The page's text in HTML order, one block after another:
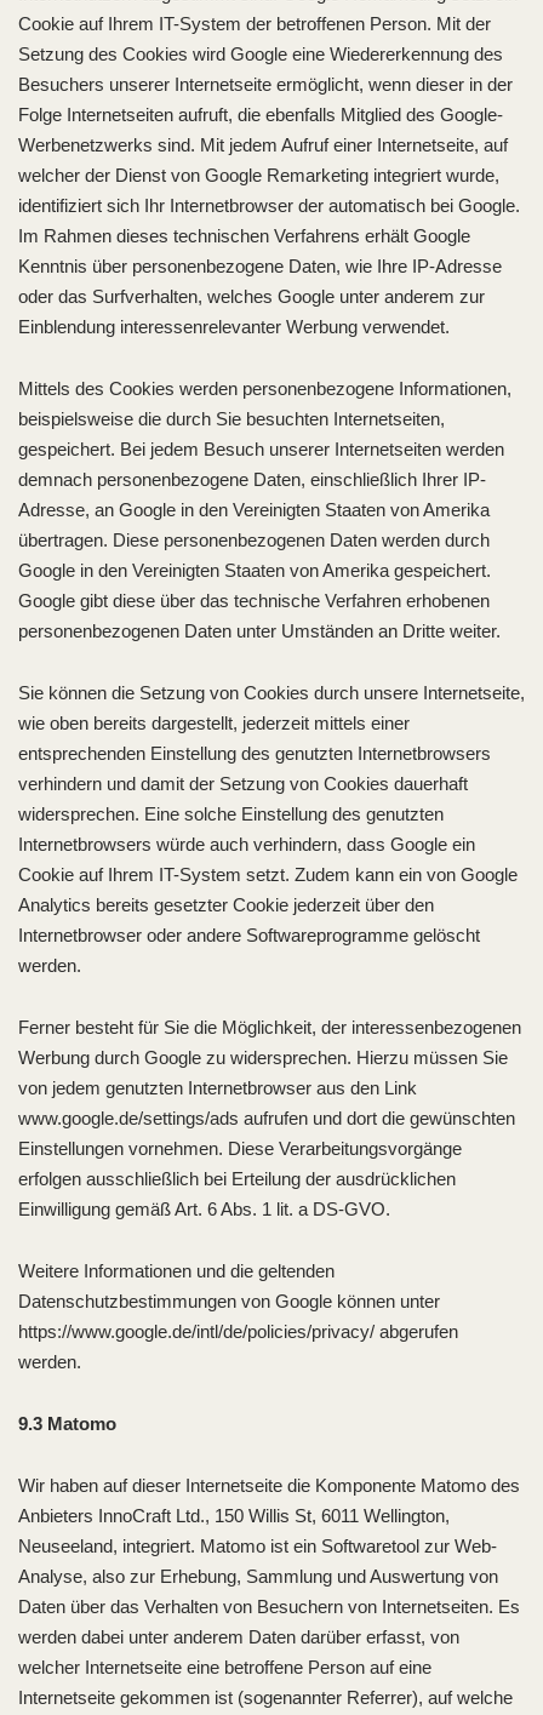
Cookie auf Ihrem IT-System der betroffenen Person. Mit der
Setzung des Cookies wird Google eine Wiedererkennung des
Besuchers unserer Internetseite ermöglicht, wenn dieser in der
Folge Internetseiten aufruft, die ebenfalls Mitglied des Google-
Werbenetzwerks sind. Mit jedem Aufruf einer Internetseite, auf
welcher der Dienst von Google Remarketing integriert wurde,
identifiziert sich Ihr Internetbrowser der automatisch bei Google.
Im Rahmen dieses technischen Verfahrens erhält Google
Kenntnis über personenbezogene Daten, wie Ihre IP-Adresse
oder das Surfverhalten, welches Google unter anderem zur
Einblendung interessenrelevanter Werbung verwendet.
Mittels des Cookies werden personenbezogene Informationen,
beispielsweise die durch Sie besuchten Internetseiten,
gespeichert. Bei jedem Besuch unserer Internetseiten werden
demnach personenbezogene Daten, einschließlich Ihrer IP-
Adresse, an Google in den Vereinigten Staaten von Amerika
übertragen. Diese personenbezogenen Daten werden durch
Google in den Vereinigten Staaten von Amerika gespeichert.
Google gibt diese über das technische Verfahren erhobenen
personenbezogenen Daten unter Umständen an Dritte weiter.
Sie können die Setzung von Cookies durch unsere Internetseite,
wie oben bereits dargestellt, jederzeit mittels einer
entsprechenden Einstellung des genutzten Internetbrowsers
verhindern und damit der Setzung von Cookies dauerhaft
widersprechen. Eine solche Einstellung des genutzten
Internetbrowsers würde auch verhindern, dass Google ein
Cookie auf Ihrem IT-System setzt. Zudem kann ein von Google
Analytics bereits gesetzter Cookie jederzeit über den
Internetbrowser oder andere Softwareprogramme gelöscht
werden.
Ferner besteht für Sie die Möglichkeit, der interessenbezogenen
Werbung durch Google zu widersprechen. Hierzu müssen Sie
von jedem genutzten Internetbrowser aus den Link
www.google.de/settings/ads aufrufen und dort die gewünschten
Einstellungen vornehmen. Diese Verarbeitungsvorgänge
erfolgen ausschließlich bei Erteilung der ausdrücklichen
Einwilligung gemäß Art. 6 Abs. 1 lit. a DS-GVO.
Weitere Informationen und die geltenden
Datenschutzbestimmungen von Google können unter
https://www.google.de/intl/de/policies/privacy/ abgerufen
werden.
9.3 Matomo
Wir haben auf dieser Internetseite die Komponente Matomo des
Anbieters InnoCraft Ltd., 150 Willis St, 6011 Wellington,
Neuseeland, integriert. Matomo ist ein Softwaretool zur Web-
Analyse, also zur Erhebung, Sammlung und Auswertung von
Daten über das Verhalten von Besuchern von Internetseiten. Es
werden dabei unter anderem Daten darüber erfasst, von
welcher Internetseite eine betroffene Person auf eine
Internetseite gekommen ist (sogenannter Referrer), auf welche